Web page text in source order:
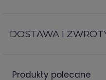
DOSTAWA I
produkty polecane